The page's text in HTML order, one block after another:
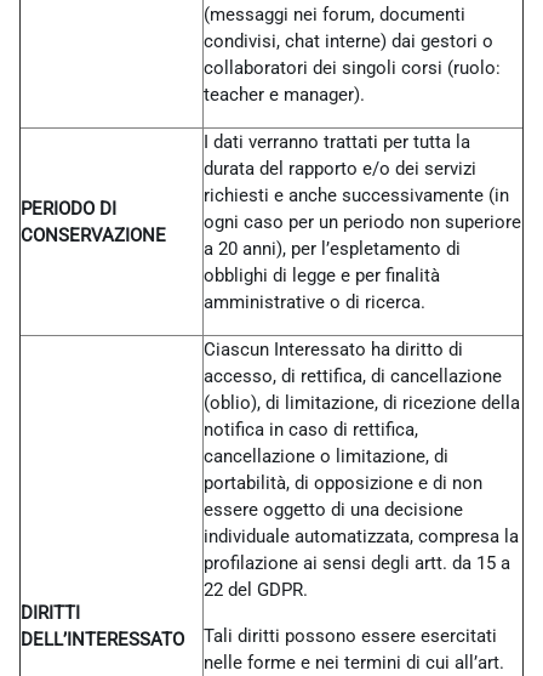
(messaggi nei forum, documenti
condivisi, chat interne) dai gestori o
collaboratori dei singoli corsi (ruolo:
teacher e manager).
PERIODO DI
CONSERVAZIONE
I dati verranno trattati per tutta la
durata del rapporto e/o dei servizi
richiesti e anche successivamente (in
ogni caso per un periodo non superiore
a 20 anni), per l’espletamento di
obblighi di legge e per finalità
amministrative o di ricerca.
DIRITTI
DELL’INTERESSATO
Ciascun Interessato ha diritto di
accesso, di rettifica, di cancellazione
(oblio), di limitazione, di ricezione della
notifica in caso di rettifica,
cancellazione o limitazione, di
portabilità, di opposizione e di non
essere oggetto di una decisione
individuale automatizzata, compresa la
profilazione ai sensi degli artt. da 15 a
22 del GDPR.
Tali diritti possono essere esercitati
nelle forme e nei termini di cui all’art.